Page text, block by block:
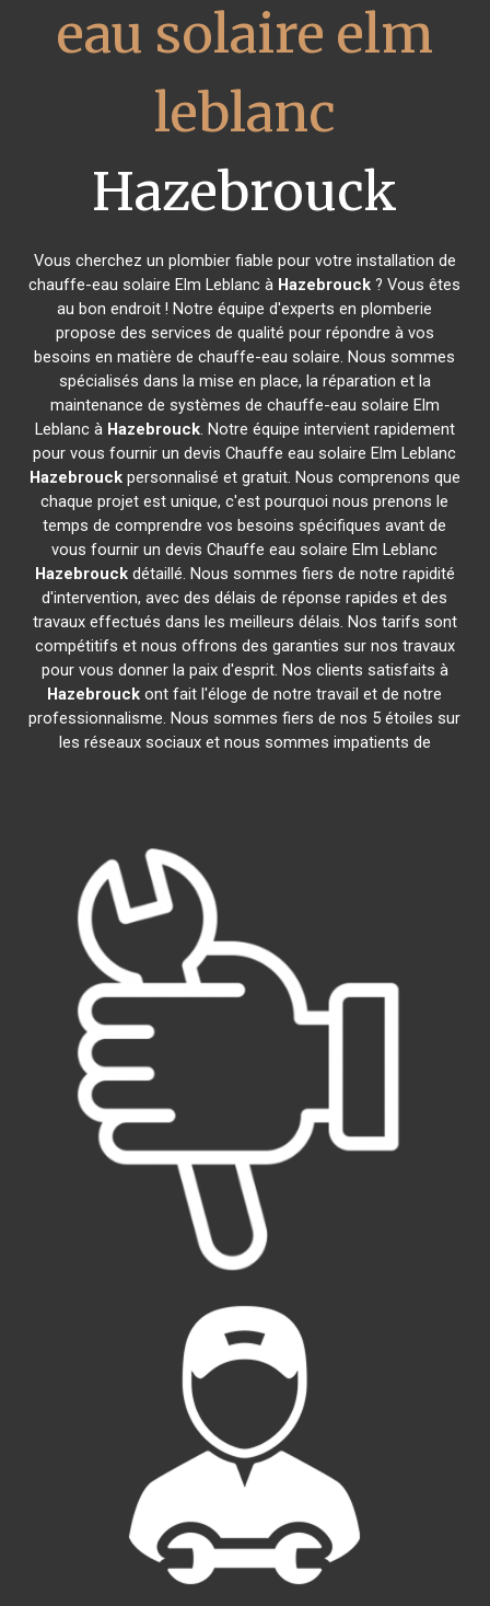
eau solaire elm
leblanc
Hazebrouck
Vous cherchez un plombier fiable pour votre installation de
chauffe-eau solaire Elm Leblanc à Hazebrouck ? Vous êtes
au bon endroit ! Notre équipe d'experts en plomberie
propose des services de qualité pour répondre à vos
besoins en matière de chauffe-eau solaire. Nous sommes
spécialisés dans la mise en place, la réparation et la
maintenance de systèmes de chauffe-eau solaire Elm
Leblanc à Hazebrouck. Notre équipe intervient rapidement
pour vous fournir un devis Chauffe eau solaire Elm Leblanc
Hazebrouckpersonnalisé et gratuit. Nous comprenons que
chaque projet est unique, c'est pourquoi nous prenons le
temps de comprendre vos besoins spécifiques avant de
vous fournir un devis Chauffe eau solaire Elm Leblanc
Hazebrouckdétaillé. Nous sommes fiers de notre rapidité
d'intervention, avec des délais de réponse rapides et des
travaux effectués dans les meilleurs délais. Nos tarifs sont
compétitifs et nous offrons des garanties sur nos travaux
pour vous donner la paix d'esprit. Nos clients satisfaits à
Hazebrouck ont fait l'éloge de notre travail et de notre
professionnalisme. Nous sommes fiers de nos 5 étoiles sur
les réseaux sociaux et nous sommes impatients de